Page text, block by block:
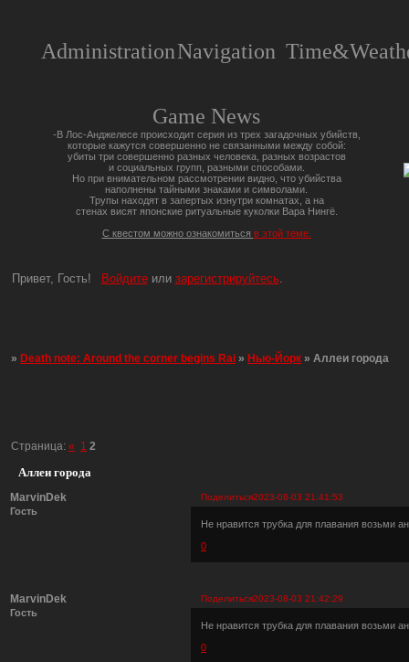
AdministrationNavigation
Game News
-В Лос-Анджелесе происходит серия из трех загадочных убийств,
которые кажутся совершенно не связанными между собой:
убиты три совершенно разных человека, разных возрастов
и социальных групп, разными способами.
Но при внимательном рассмотрении видно, что убийства
наполнены тайными знаками и символами.
Трупы находят в запертых изнутри комнатах, а на
стенах висят японские ритуальные куколки Вара Нингё.
С квестом можно ознакомиться в этой теме.
Привет, Гость! Войдитеили зарегистрируйтесь.
»Death note: Around the corner begins Rai »Нью-Йорк »Аллеи города
Аллеи города
Страница:« 1 2
Поделиться2023-08-03 21:41:53
MarvinDek
Гость
Не нравится трубка для плавания возьми
0
Поделиться2023-08-03 21:42:29
MarvinDek
Гость
Не нравится трубка для плавания возьми
0